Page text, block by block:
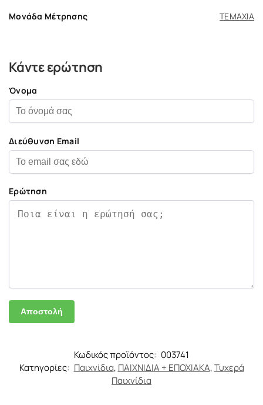
Μονάδα Μέτρησης ΤΕΜΑΧΙΑ
Κάντε ερώτηση
Όνομα
Διεύθυνση Email
Ερώτηση
Κωδικός προϊόντος: 003741
Κατηγορίες: Παιχνίδια, ΠΑΙΧΝΙΔΙΑ + ΕΠΟΧΙΑΚΑ,Τυχερά
Παιχνίδια